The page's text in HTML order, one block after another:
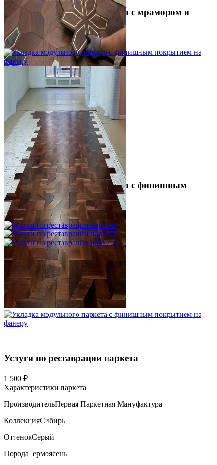
Укладка модульного паркета с мрамором и
латунью
3 500 ₽
Укладка модульного паркета с финишным
покрытием на фанеру
3 600 ₽
Услуги по реставрации паркета
1 500 ₽
Характеристики паркета
ПроизводительПервая Паркетная Мануфактура
КоллекцияСибирь
ОттенокСерый
ПородаТермоясень